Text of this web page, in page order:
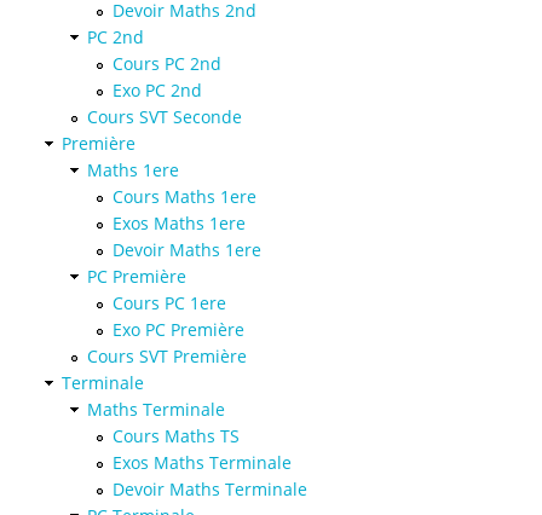
Devoir Maths 2nd
PC 2nd
Cours PC 2nd
Exo PC 2nd
Cours SVT Seconde
Première
Maths 1ere
Cours Maths 1ere
Exos Maths 1ere
Devoir Maths 1ere
PC Première
Cours PC 1ere
Exo PC Première
Cours SVT Première
Terminale
Maths Terminale
Cours Maths TS
Exos Maths Terminale
Devoir Maths Terminale